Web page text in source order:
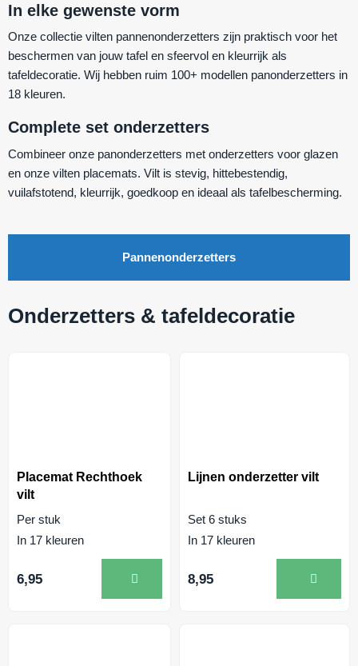
In elke gewenste vorm
Onze collectie vilten pannenonderzetters zijn praktisch voor het
beschermen van jouw tafel en sfeervol en kleurrijk als
tafeldecoratie. Wij hebben ruim 100+ modellen panonderzetters in
18 kleuren.
Complete set onderzetters
Combineer onze panonderzetters met onderzetters voor glazen
en onze vilten placemats. Vilt is stevig, hittebestendig,
vuilafstotend, kleurrijk, goedkoop en ideaal als tafelbescherming.
Pannenonderzetters
Onderzetters & tafeldecoratie
Placemat Rechthoek
vilt
Per stuk
In 17 kleuren
6,95
Lijnen onderzetter vilt
Set 6 stuks
In 17 kleuren
8,95